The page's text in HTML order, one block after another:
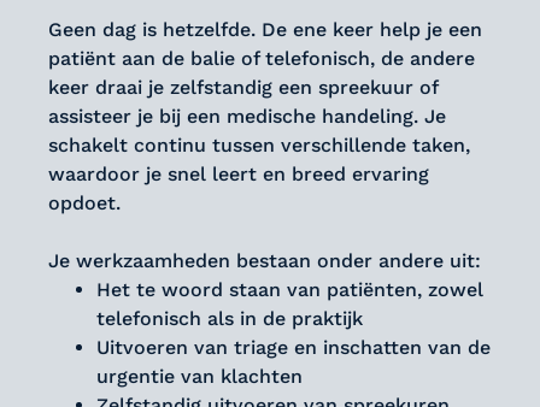
Geen dag is hetzelfde. De ene keer help je een
patiënt aan de balie of telefonisch, de andere
keer draai je zelfstandig een spreekuur of
assisteer je bij een medische handeling. Je
schakelt continu tussen verschillende taken,
waardoor je snel leert en breed ervaring ​
opdoet.
Je werkzaamheden bestaan onder andere uit:
Het te woord staan van patiënten, zowel
telefonisch als in de praktijk
Uitvoeren van triage en inschatten van de
urgentie van klachten